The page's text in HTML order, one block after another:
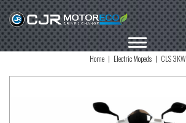
MENU
Home Electric Mopeds CLS 3KW